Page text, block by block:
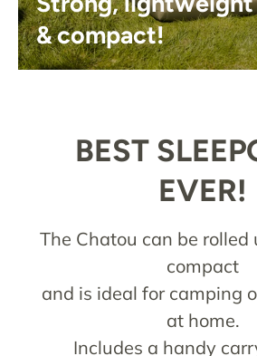
& compact!
BEST
EVER!
The Chatou can be rolled
compact
and is ideal for camping
at home.
Includes a handy